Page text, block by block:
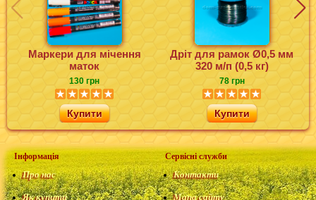
Маркери для мічення
маток
130 грн
Купити
Дріт для рамок Ø0,5 мм
320 м/п (0,5 кг)
78 грн
Купити
Інформація
Про нас
Як купити
Сервісні служби
Контакти
Мапа сайту